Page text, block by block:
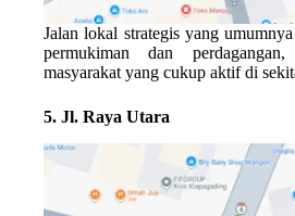
Jalan lokal strategis yang
permukiman dan
masyarakat yang cukup aktif di
5. Jl. Raya Utara